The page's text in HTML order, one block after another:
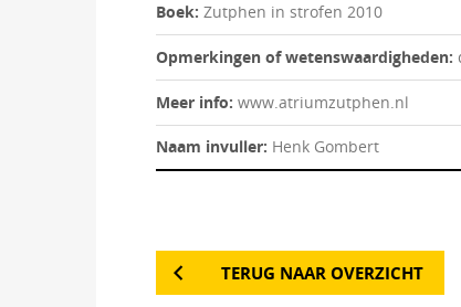
Boek: Zutphen in strofen 2010
Opmerkingen of wetenswaardigheden:
Meer info: www.atriumzutphen.nl
Naam invuller: Henk Gombert
TERUG NAAR OVERZICHT